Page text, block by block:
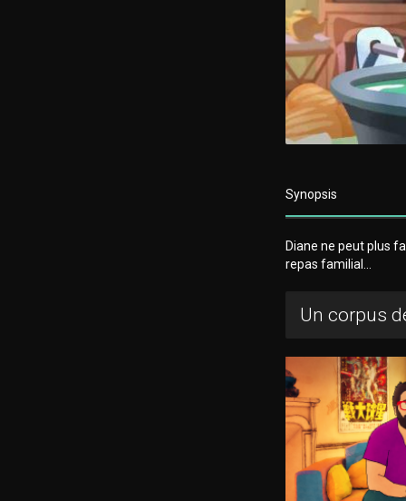
Synopsis
Diane ne peut plus
repas familial…
Un corpus